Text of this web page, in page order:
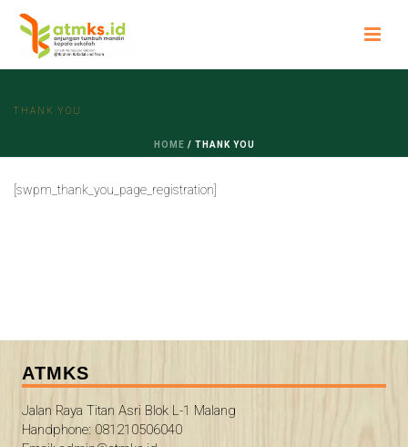
THANK YOU
HOME / THANK YOU
[swpm_thank_you_page_registration]
ATMKS
Jalan Raya Titan Asri Blok L-1 Malang
Handphone: 081210506040